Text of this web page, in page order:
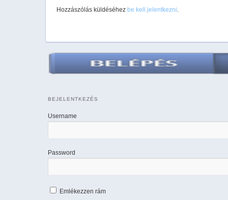
Hozzászólás küldéséhez be kell jelentkezni.
BEJELENTKEZÉS
Username
Password
Emlékezzen rám